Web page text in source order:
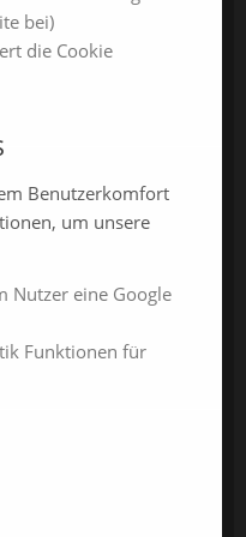
bei)
die Cookie
Benutzerkomfort
um unsere
Nutzer eine Google
Funktionen für